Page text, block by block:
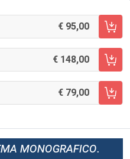
95,00
148,00
79,00
monografico.